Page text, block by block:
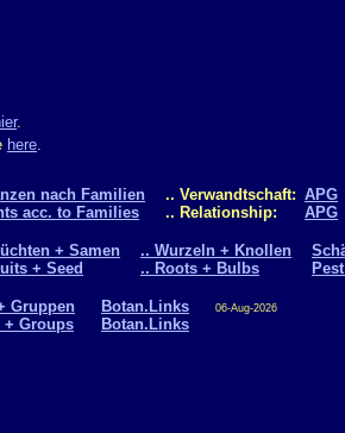
.
here.
nach Familien
acc. to Families
.. Verwandtschaft:
.. Relationship:
APG
APG
+ Samen
+ Seed
.. Wurzeln + Knollen
.. Roots + Bulbs
Gruppen
+ Groups
Botan.Links
Botan.Links
06-Aug-2026